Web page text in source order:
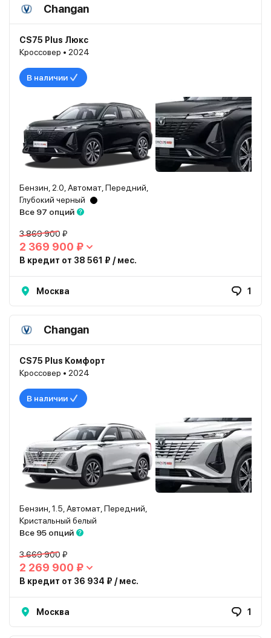
Changan
CS75 Plus Люкс
Кроссовер • 2024
В наличии
Бензин, 2.0, Автомат, Передний,
Глубокий черный
Все 97 опций
3 869 900 ₽
2 369 900 ₽
В кредит от 38 561 ₽ / мес.
Москва 1
Changan
CS75 Plus Комфорт
Кроссовер • 2024
В наличии
Бензин, 1.5, Автомат, Передний,
Кристальный белый
Все 95 опций
3 669 900 ₽
2 269 900 ₽
В кредит от 36 934 ₽ / мес.
Москва 1